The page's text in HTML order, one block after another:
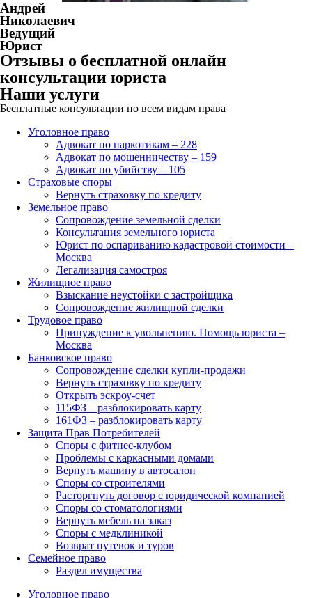
Андрей
Николаевич
Ведущий
Юрист
Отзывы о бесплатной онлайн
консультации юриста
Наши услуги
Бесплатные консультации по всем видам права
Уголовное право
Адвокат по наркотикам – 228
Адвокат по мошенничеству – 159
Адвокат по убийству – 105
Страховые споры
Вернуть страховку по кредиту
Земельное право
Сопровождение земельной сделки
Консультация земельного юриста
Юрист по оспариванию кадастровой стоимости –
Москва
Легализация самостроя
Жилищное право
Взыскание неустойки с застройщика
Сопровождение жилищной сделки
Трудовое право
Принуждение к увольнению. Помощь юриста –
Москва
Банковское право
Сопровождение сделки купли-продажи
Вернуть страховку по кредиту
Открыть эскроу-счет
115ФЗ – разблокировать карту
161ФЗ – разблокировать карту
Защита Прав Потребителей
Споры с фитнес-клубом
Проблемы с каркасными домами
Вернуть машину в автосалон
Споры со строителями
Расторгнуть договор с юридической компанией
Споры со стоматологиями
Вернуть мебель на заказ
Споры с медклиникой
Возврат путевок и туров
Семейное право
Раздел имущества
Уголовное право